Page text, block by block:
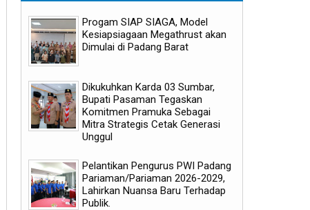
Progam SIAP SIAGA, Model
Kesiapsiagaan Megathrust akan
Dimulai di Padang Barat
Dikukuhkan Karda 03 Sumbar,
Bupati Pasaman Tegaskan
Komitmen Pramuka Sebagai
Mitra Strategis Cetak Generasi
Unggul
Pelantikan Pengurus PWI Padang
Pariaman/Pariaman 2026-2029,
Lahirkan Nuansa Baru Terhadap
Publik.